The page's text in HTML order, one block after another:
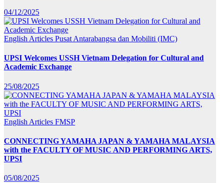
04/12/2025
English Articles Pusat Antarabangsa dan Mobiliti (IMC)
UPSI Welcomes USSH Vietnam Delegation for Cultural and
Academic Exchange
25/08/2025
English Articles FMSP
CONNECTING YAMAHA JAPAN & YAMAHA MALAYSIA
with the FACULTY OF MUSIC AND PERFORMING ARTS,
UPSI
05/08/2025